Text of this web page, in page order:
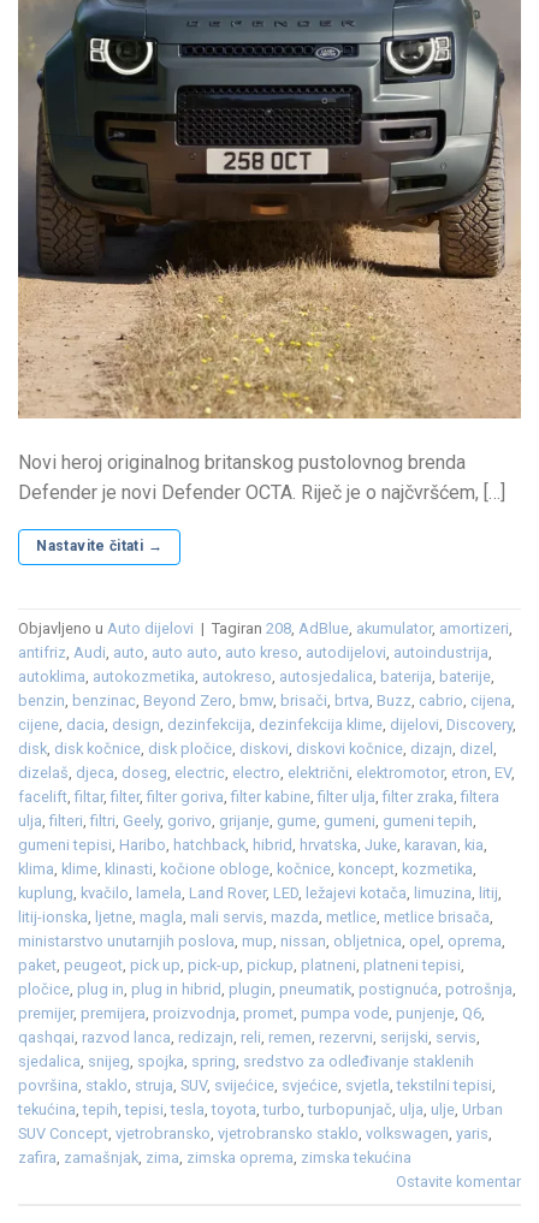
Novi heroj originalnog britanskog pustolovnog brenda
Defender je novi Defender OCTA. Riječ je o najčvršćem, […]
Nastavite čitati →
Objavljeno u Auto dijelovi | Tagiran 208, AdBlue, akumulator, amortizeri,
antifriz, Audi, auto, auto auto, auto kreso, autodijelovi, autoindustrija,
autoklima, autokozmetika, autokreso, autosjedalica, baterija, baterije,
benzin, benzinac, Beyond Zero, bmw, brisači, brtva, Buzz, cabrio, cijena,
cijene, dacia, design, dezinfekcija, dezinfekcija klime, dijelovi, Discovery,
disk, disk kočnice, disk pločice, diskovi, diskovi kočnice, dizajn, dizel ,
dizelaš, djeca, doseg, electric, electro, električni, elektromotor, etron, EV,
facelift,filtar,filter,filter goriva,filter kabine,filter ulja,filter zraka,filtera
ulja,filteri,filtri, Geely, gorivo, grijanje, gume, gumeni, gumeni tepih,
gumeni tepisi, Haribo, hatchback, hibrid, hrvatska, Juke, karavan, kia,
klima, klime, klinasti, kočione obloge, kočnice, koncept, kozmetika,
kuplung, kvačilo, lamela, Land Rover, LED, ležajevi kotača, limuzina, litij,
litij-ionska, ljetne, magla, mali servis, mazda, metlice, metlice brisača,
ministarstvo unutarnjih poslova, mup, nissan, obljetnica, opel , oprema,
paket, peugeot, pick up, pick-up, pickup, platneni, platneni tepisi,
pločice, plug in, plug in hibrid, plugin, pneumatik, postignuća, potrošnja,
premijer, premijera, proizvodnja, promet, pumpa vode, punjenje, Q6,
qashqai, razvod lanca, redizajn, reli, remen, rezervni, serijski, servis,
sjedalica, snijeg, spojka, spring, sredstvo za odleđivanje staklenih
površina, staklo, struja, SUV, svijećice, svjećice, svjetla,tekstilni tepisi,
tekućina,tepih,tepisi,tesla,toyota,turbo,turbopunjač, ulja, ulje, Urban
SUV Concept, vjetrobransko, vjetrobransko staklo, volkswagen, yaris,
zafira, zamašnjak, zima, zimska oprema, zimska tekućina
Ostavite komentar